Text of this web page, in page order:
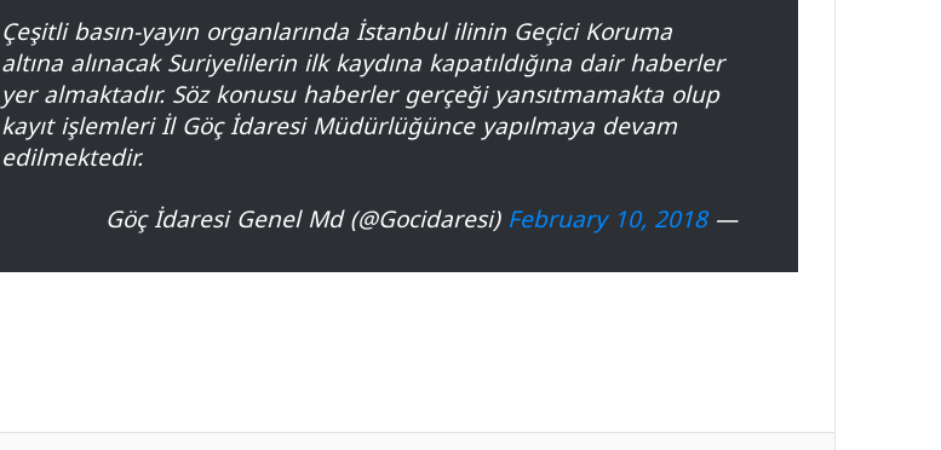
Çeşitli basın-yayın organlarında İstanbul ilinin Geçici Koruma
altına alınacak Suriyelilerin ilk kaydına kapatıldığına dair haberler
yer almaktadır. Söz konusu haberler gerçeği yansıtmamakta olup
kayıt işlemleri İl Göç İdaresi Müdürlüğünce yapılmaya devam
edilmektedir.
— Göç İdaresi Genel Md (@Gocidaresi)
February 10, 2018